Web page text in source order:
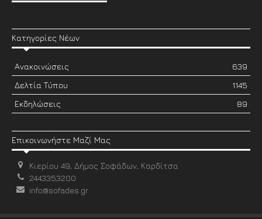
Κατηγορίες Νέων
Ανακοινώσεις
639
Δελτία Τύπου
1145
Εκδηλώσεις
89
Επικοινωνήστε Μαζί Μας
Κιερίου 49, Δήμος Σοφάδων, Καρδίτσα
2443353200
info@sofades.gr